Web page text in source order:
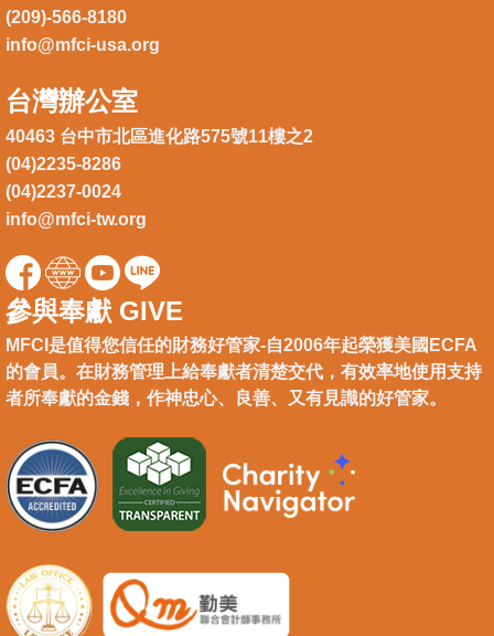
(209)-566-8180
info@mfci-usa.org
台灣辦公室
40463 台中市北區進化路575號11樓之2
(04)2235-8286
(04)2237-0024
info@mfci-tw.org
參與奉獻 GIVE
MFCI是值得您信任的財務好管家-自2006年起榮獲美國ECFA
的會員。在財務管理上給奉獻者清楚交代，有效率地使用支持
者所奉獻的金錢，作神忠心、良善、又有見識的好管家。